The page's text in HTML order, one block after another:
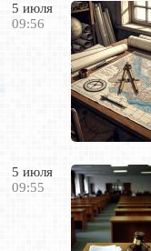
5 июля
09:56
5 июля
09:55